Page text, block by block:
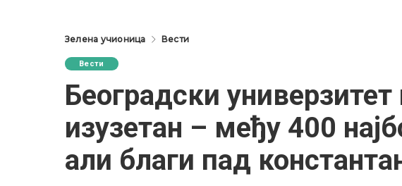
Зелена учионица Вести
Вести
Београдски
изузетан – међу 400
али благи пад